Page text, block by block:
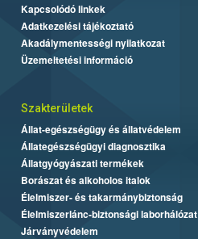
Kapcsolódó linkek
Adatkezelési tájékoztató
Akadálymentességi nyilatkozat
Üzemeltetési információ
Szakterületek
Állat-egészségügy és állatvédelem
Állategészségügyi diagnosztika
Állatgyógyászati termékek
Borászat és alkoholos italok
Élelmiszer- és takarmánybiztonság
Élelmiszerlánc-biztonsági laborhálózat
Járványvédelem